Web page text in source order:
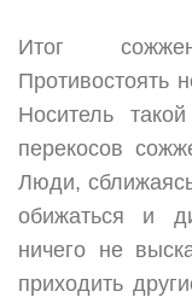
Итог
Противостоять
Носитель
перекосов
Люди,
обижаться и
ничего не
приходить